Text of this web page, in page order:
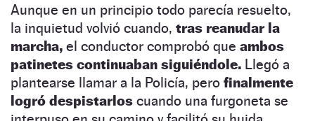
Aunque en un principio todo parecía resuelto,
la inquietud volvió cuando, tras reanudar la
marcha, el conductor comprobó que ambos
patinetes continuaban siguiéndole. Llegó a
plantearse llamar a la Policía, pero finalmente
logró despistarlos cuando una furgoneta se